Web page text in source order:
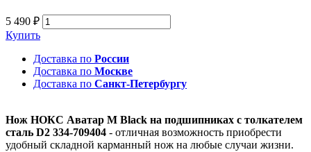
5 490 ₽
Купить
Доставка по России
Доставка по Москве
Доставка по Санкт-Петербургу
Нож НОКС Аватар М Black на подшипниках с толкателем
сталь D2 334-709404 - отличная возможность приобрести
удобный складной карманный нож на любые случаи жизни.